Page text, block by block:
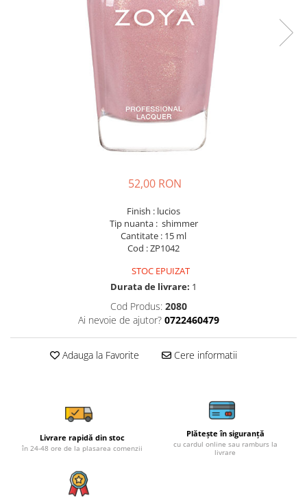
52,00 RON
Finish : lucios
Tip nuanta : shimmer
Cantitate : 15 ml
Cod : ZP1042
STOC EPUIZAT
Durata de livrare: 1
Cod Produs: 2080
Ai nevoie de ajutor? 0722460479
Adauga la Favorite Cere informatii
Livrare rapidă din stoc
în 24-48 ore de la plasarea comenzii
Plătește în siguranță
cu cardul online sau ramburs la
livrare